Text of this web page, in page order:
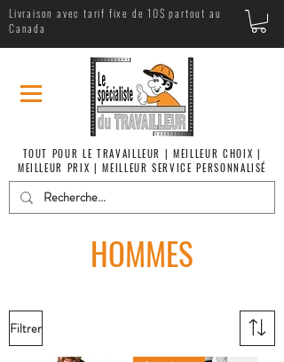
Livraison avec tarif fixe de 10$ partout au
Canada
TOUT POUR LE TRAVAILLEUR | MEILLEUR CHOIX |
MEILLEUR PRIX | MEILLEUR SERVICE PERSONNALISÉ
HOMMES
Filtrer